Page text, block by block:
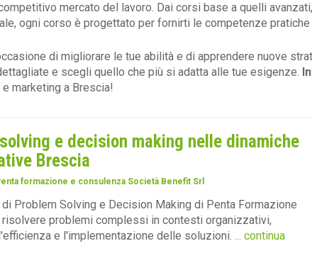
mercato del lavoro. Dai corsi base a quelli
ogni corso è progettato per fornirti le competenze
di migliorare le tue abilità e di apprendere nuove
e scegli quello che più si adatta alle tue esigenze.
marketing a Brescia!
e decision making nelle dinamiche
Brescia
formazione e consulenza Società Benefit Srl
Problem Solving e Decision Making di Penta Formazione
risolvere problemi complessi in contesti organizzativi,
e l'implementazione delle soluzioni. ... continua